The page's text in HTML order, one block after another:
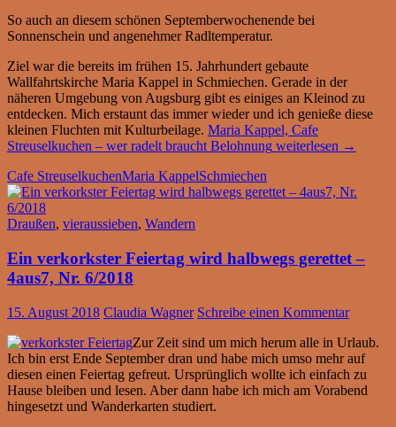
So auch an diesem schönen Septemberwochenende bei
Sonnenschein und angenehmer Radltemperatur.
Ziel war die bereits im frühen 15. Jahrhundert gebaute
Wallfahrtskirche Maria Kappel in Schmiechen. Gerade in der
näheren Umgebung von Augsburg gibt es einiges an Kleinod zu
entdecken. Mich erstaunt das immer wieder und ich genieße diese
kleinen Fluchten mit Kulturbeilage. Maria Kappel, Cafe
Streuselkuchen – wer radelt braucht Belohnung weiterlesen →
Cafe StreuselkuchenMaria KappelSchmiechen
Draußen, vieraussieben, Wandern
Ein verkorkster Feiertag wird halbwegs gerettet –
4aus7, Nr. 6/2018
15. August 2018 Claudia Wagner Schreibe einen Kommentar
Zur Zeit sind um mich herum alle in Urlaub.
Ich bin erst Ende September dran und habe mich umso mehr auf
diesen einen Feiertag gefreut. Ursprünglich wollte ich einfach zu
Hause bleiben und lesen. Aber dann habe ich mich am Vorabend
hingesetzt und Wanderkarten studiert.